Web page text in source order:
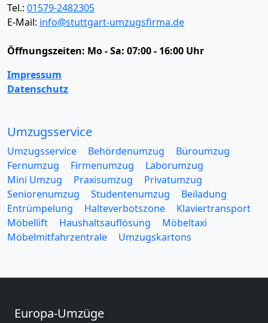
Tel.: 01579-2482305
E-Mail: info@stuttgart-umzugsfirma.de
Öffnungszeiten: Mo - Sa: 07:00 - 16:00 Uhr
Impressum
Datenschutz
Umzugsservice
Umzugsservice Behördenumzug
Büroumzug
Fernumzug
Firmenumzug
Laborumzug
Mini Umzug
Praxisumzug
Privatumzug
Seniorenumzug
Studentenumzug
Beiladung
Entrümpelung
Halteverbotszone
Klaviertransport
Möbellift
Haushaltsauflösung
Möbeltaxi
Möbelmitfahrzentrale
Umzugskartons
Europa-Umzüge